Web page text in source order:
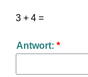
3 + 4 =
Antwort: *